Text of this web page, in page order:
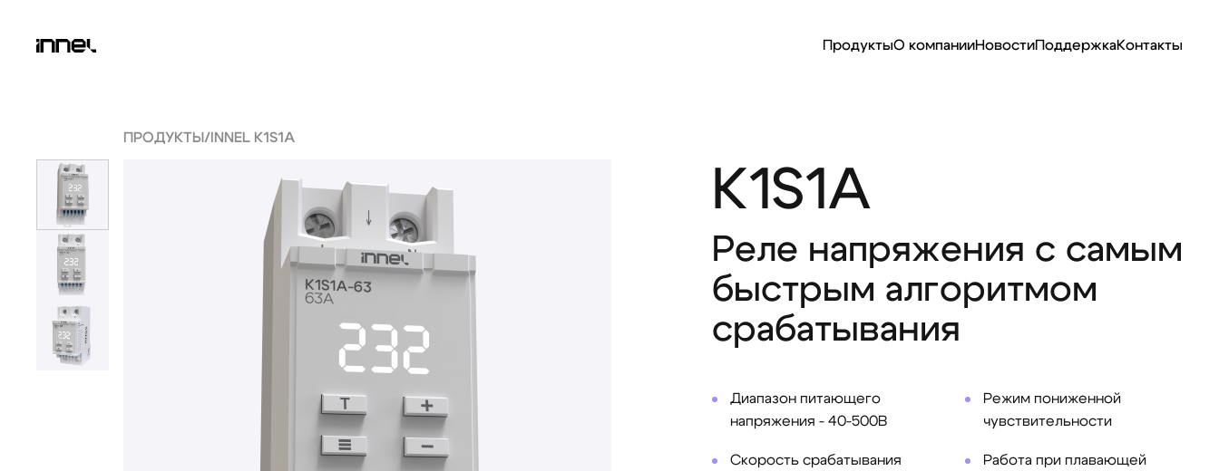
ПродуктыО компанииНовостиПоддержкаКонтакты
ПРОДУКТЫ / INNEL K1S1A
K1S1A
Реле напряжения с самым
быстрым алгоритмом
срабатывания
Диапазон питающего
напряжения - 40-500В
Скорость срабатывания
Режим пониженной
чувствительности
Работа при плавающей